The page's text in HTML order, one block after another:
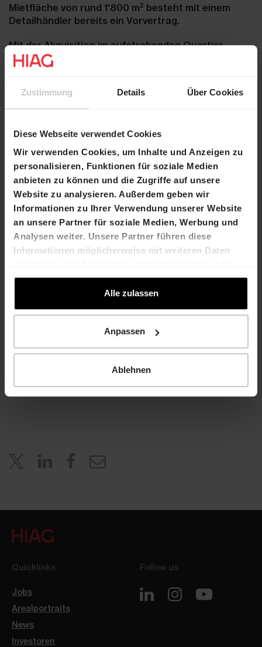
Zustimmung Details Über Cookies
Diese Webseite verwendet Cookies
Wir verwenden Cookies, um Inhalte und Anzeigen zu
personalisieren, Funktionen für soziale Medien
anbieten zu können und die Zugriffe auf unsere
Website zu analysieren. Außerdem geben wir
Informationen zu Ihrer Verwendung unserer Website
an unsere Partner für soziale Medien, Werbung und
Analysen weiter. Unsere Partner führen diese
Informationen möglicherweise mit weiteren Daten
die sie im Rahmen Ihrer Nutzung der Dienste
Alle zulassen
Anpassen
Ablehnen
Mietfläche von rund 1'800 m2 besteht mit einem
Detailhändler bereits ein Vorvertrag.
Mit der Akquisition im aufstrebenden Quartier
Altstetten in der Stadt Zürich sichert sich HIAG ein
sehr interessantes mittelfristiges
2'200 m2attraktive kommerzielle Nutzungen.
Kontakt
Dr. Felix Grisard
Präsident des
Verwaltungsrats
T +41 61 606 55 00
felix.grisard@hiag.com
Laurent Spindler
Chief Financial Officer
T +41 61 606 55 00
laurent.spindler@hiag.com
4052 Basel
www.hiag.com
Quicklinks
Jobs
Arealportraits
News
Investoren
Follow us